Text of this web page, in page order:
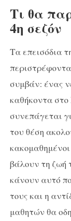
Τι θα
4η σεζόν
Τα επεισόδια
συμβάν: ένας
καθήκοντα στο
συνεπάγεται
του θέση
βάλουν τη ζωή
κάνουν αυτό
τους και η
μαθητών θα